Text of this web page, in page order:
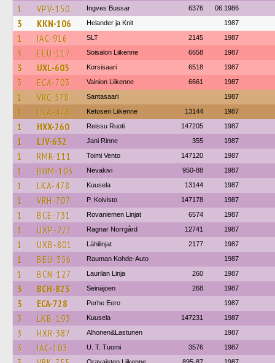
1 VPV-150 Ingves Bussar 6376 06.1986
3 KKN-106 Helander ja Knit 1987
1 IAC-916 SLT 2145 1987
3 EEU-117 Soisalon Liikenne 6658 1987
3 UXL-603 Korsisaari 6518 1987
3 ECA-703 Vainion Liikenne 6661 1987
1 VRC-578 Santasaari 1987
1 LKA-478 Ketosen Liikenne 13144 1987
1 HXX-260 Reissu Ruoti 147205 1987
1 LJV-632 Jani Rinne 355 1987
1 RMR-111 Toimi Vento 147120 1987
1 BHM-103 Nevakivi 950-88 1987
1 LKA-478 Kuusela 13144 1987
1 VRH-707 P. Koivisto 147178 1987
1 BCE-731 Rovaniemen Linjat 6574 1987
1 UXP-271 Ragnar Norrgård 12741 1987
1 UXB-801 Lähilinjat 2177 1987
1 BEU-356 Rauman Kohde-Auto 1987
1 BCN-127 Laurilan Linja 260 1987
3 BCH-823 Seinäjoen 268 1987
3 ECA-728 Perhe Eero 1987
3 LKB-193 Kuusela 147231 1987
3 HXR-387 Alhonen&Lastunen 1987
3 IAC-103 U. T. Tuomi 3576 1987